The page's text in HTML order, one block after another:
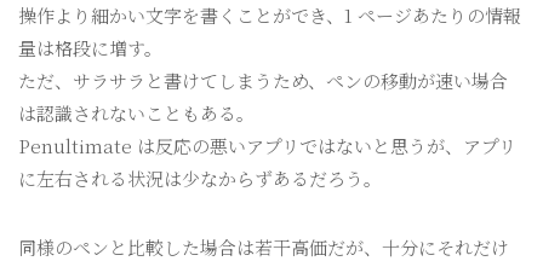
操作より細かい文字を書くことができ、1 ページあたりの情報
量は格段に増す。
ただ、サラサラと書けてしまうため、ペンの移動が速い場合
は認識されないこともある。
Penultimate は反応の悪いアプリではないと思うが、アプリ
に左右される状況は少なからずあるだろう。
同様のペンと比較した場合は若干高価だが、十分にそれだけ